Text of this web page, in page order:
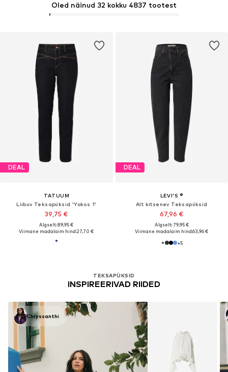
DEAL
TATUUM
Liibuv Teksapüksid 'Yokos 1'
39,75 €
Algselt: 89,95 €
Viimane madalaim hind:27,70 €
DEAL
LEVI'S ®
Alt kitsenev Teksapüksid
67,96 €
Algselt: 79,95 €
Viimane madalaim hind:63,96 €
+5
Oled näinud 32 kokku 4837 tootest
TEKSAPÜKSID
INSPIREERIVAD RIIDED
Chryssanthi